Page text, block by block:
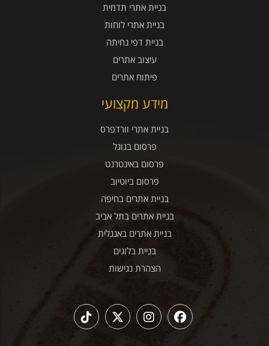
בניית אתרי תדמית
בניית אתרי לוחות
בניית דפי נחיתה
עיצוב אתרים
פיתוח אתרים
מידע מקצועי
בניית אתרי וורדפרס
פרסום בגוגל
פרסום באינטרנט
פרסום ביוטיוב
בניית אתרים בחיפה
בניית אתרים בתל אביב
בניית אתרים באנגלית
בניית בלוגים
הצהרת נגישות